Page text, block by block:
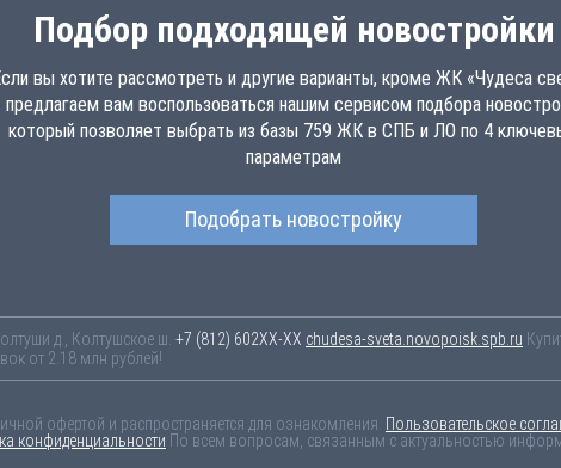
Подбор подходящей новостройки
вы хотите рассмотреть и другие варианты, кроме ЖК «Чудеса
предлагаем вам воспользоваться нашим сервисом подбора
который позволяет выбрать из базы 759 ЖК в СПБ и ЛО по 4
параметрам
Подобрать новостройку
д., Колтушское ш. +7 (812) 602-44-77 chudesa-sveta.novopoisk.spb.ru
от 2.18 млн рублей!
офертой и распространяется для ознакомления. Пользовательское
конфиденциальности По всем вопросам, связанным с актуальностью